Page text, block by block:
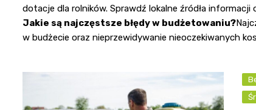
dotacje dla rolników. Sprawdź lokalne źródła
Jakie są najczęstsze błędy w budżetowaniu?
w budżecie oraz nieprzewidywanie nieoczekiwanych